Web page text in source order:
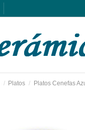
Platos Platos Cenefas